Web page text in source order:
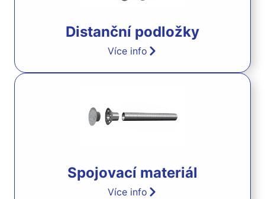
Distanční podložky
Více info
Spojovací materiál
Více info